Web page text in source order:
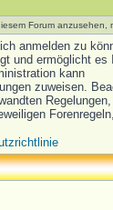
Forum
anmelden zu
und ermöglicht es
kann
zuweisen.